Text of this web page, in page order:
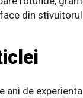
din
ani de